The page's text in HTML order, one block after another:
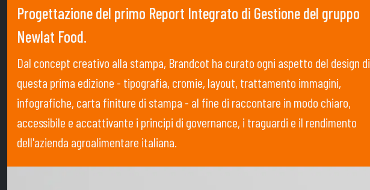
Progettazione del primo Report Integrato di Gestione del gruppo
Newlat Food.
Dal concept creativo alla stampa, Brandcot ha curato ogni aspetto del design di
questa prima edizione - tipografia, cromie, layout, trattamento immagini,
infografiche, carta finiture di stampa - al fine di raccontare in modo chiaro,
accessibile e accattivante i principi di governance, i traguardi e il rendimento
dell'azienda agroalimentare italiana.